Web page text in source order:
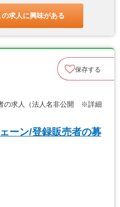
の求人に興味がある
保存する
の求人（法人名非公開 ※詳細
ーン/登録販売者の募